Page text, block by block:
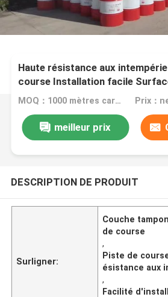
Haute résistance aux
course Installation facile
tampon EPDM
MOQ：1000 mètres carrés Prix：
meilleur prix
DESCRIPTION DE PRODUIT
Surligner:
Couche
de course
,
Piste de
ésistance aux
,
Facilité